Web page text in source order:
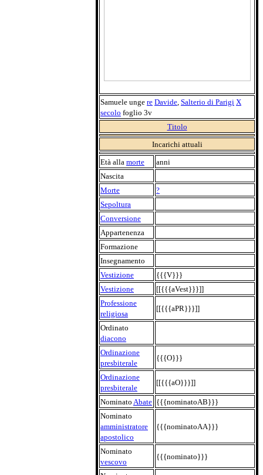
Samuele unge re Davide Salterio di Parigi X
secolo foglio 3v
Titolo
Incarichi attuali
Età alla morte
anni
Nascita
Morte
?
Sepoltura
Conversione
Appartenenza
Formazione
Insegnamento
Vestizione
{{{V}}}
Vestizione
[[{{{aVest}}}]]
Professione
religiosa
[[{{{aPR}}}]]
Ordinato
diacono
Ordinazione
presbiterale
{{{O}}}
Ordinazione
presbiterale
[[{{{aO}}}]]
Nominato Abate {{{nominatoAB}}}
Nominato
amministratore
apostolico
{{{nominatoAA}}}
Nominato
vescovo
{{{nominato}}}